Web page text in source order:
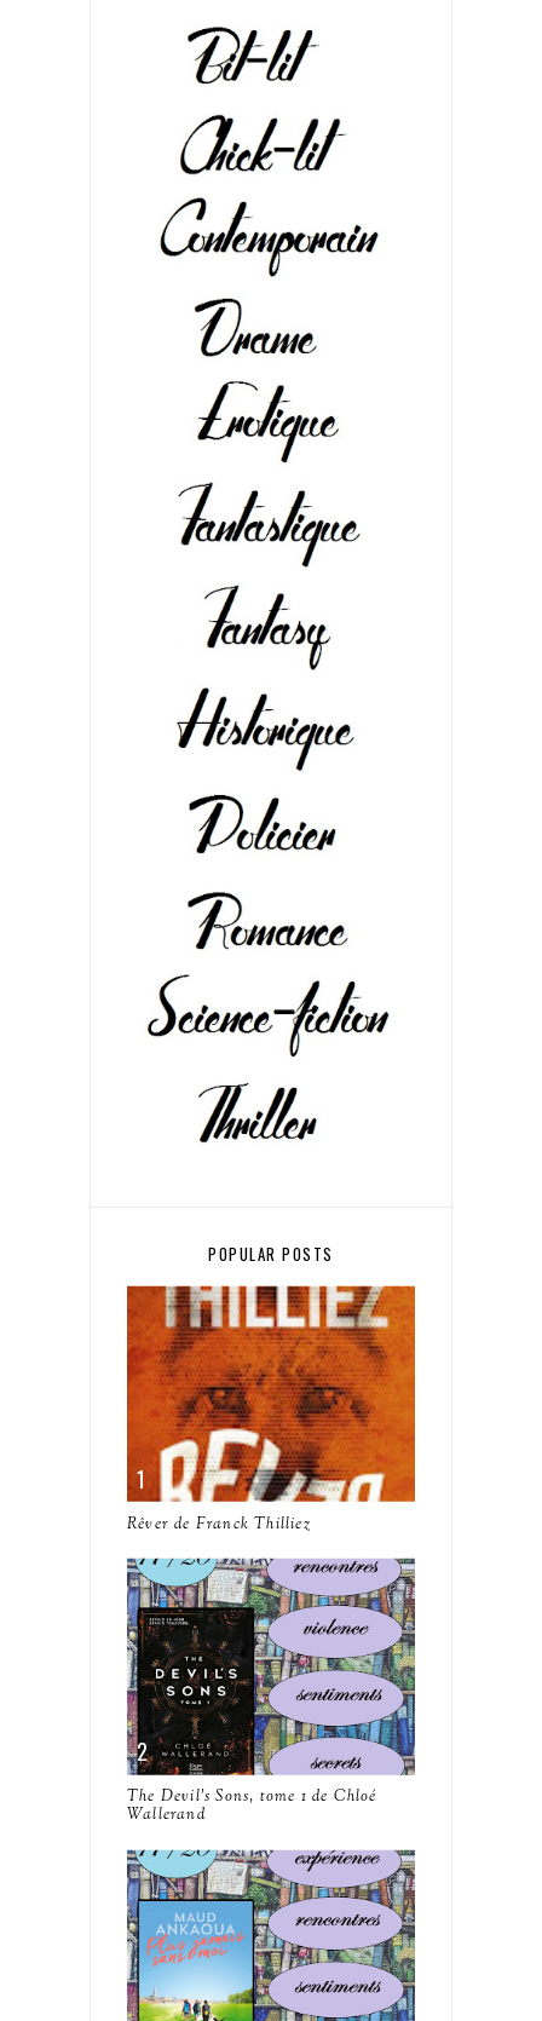
POPULAR POSTS
Rêver de Franck Thilliez
The Devil's Sons, tome 1 de Chloé
Wallerand